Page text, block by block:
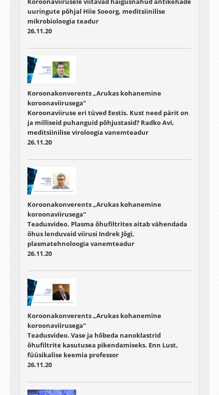
uuringute põhjal Hiie Soeorg, meditsiinilise
mikrobioloogia teadur
26.11.20
Koroonakonverents „Arukas kohanemine
koroonaviirusega“
Koroonaviiruse eri tüved Eestis. Kust need pärit on
ja milliseid puhanguid põhjustasid? Radko Avi,
meditsiinilise viroloogia vanemteadur
26.11.20
Koroonakonverents „Arukas kohanemine
koroonaviirusega“
Teadusvideo. Plasma õhufiltrites aitab vähendada
õhus lenduvaid viirusi Indrek Jõgi,
plasmatehnoloogia vanemteadur
26.11.20
Koroonakonverents „Arukas kohanemine
koroonaviirusega“
Teadusvideo. Vase ja hõbeda nanoklastrid
õhufiltrite kasutusea pikendamiseks. Enn Lust,
füüsikalise keemia professor
26.11.20